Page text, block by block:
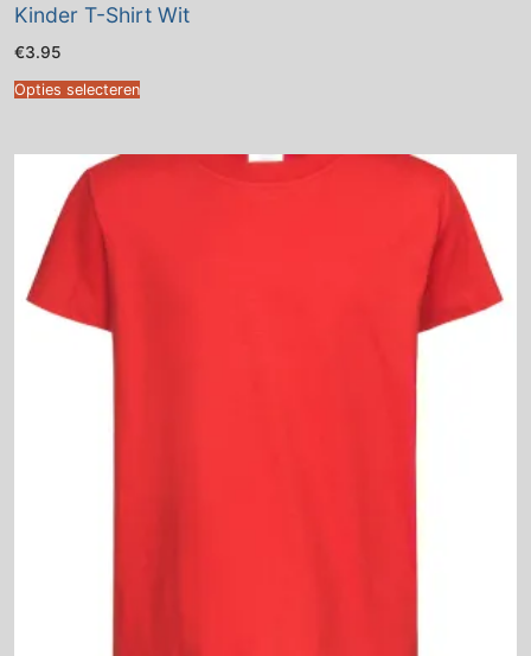
Kinder T-Shirt Wit
€3.95
Opties selecteren